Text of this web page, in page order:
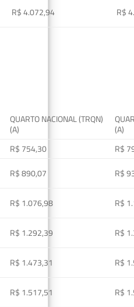
R$ 4.072,94 R$
QUARTO NACIONAL (TRQN)
(A)
(A)
R$ 754,30
R$
R$ 890,07
R$
R$ 1.076,98
R$
R$ 1.292,39
R$
R$ 1.473,31
R$
R$ 1.517,51
R$